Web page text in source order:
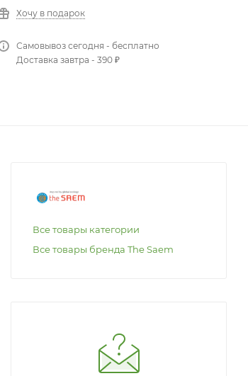
Хочу в подарок
Самовывоз сегодня - бесплатно
Доставка завтра - 390 ₽
Все товары категории
Все товары бренда The Saem